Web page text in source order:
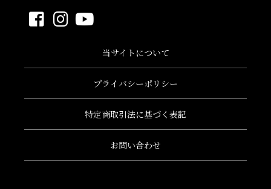
当サイトについて
プライバシーポリシー
特定商取引法に基づく表記
お問い合わせ